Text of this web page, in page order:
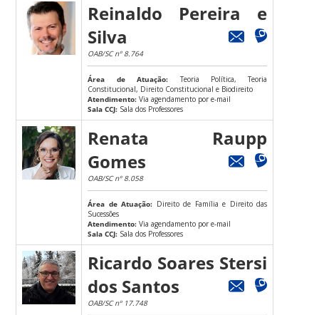
Reinaldo Pereira e
Silva
OAB/SC nº 8.764
Área de Atuação: Teoria Política, Teoria
Constitucional, Direito Constitucional e Biodireito
Atendimento: Via agendamento por e-mail
Sala CCJ: Sala dos Professores
Renata Raupp
Gomes
OAB/SC nº 8.058
Área de Atuação: Direito de Família e Direito das
Sucessões
Atendimento: Via agendamento por e-mail
Sala CCJ: Sala dos Professores
Ricardo Soares Stersi
dos Santos
OAB/SC nº 17.748